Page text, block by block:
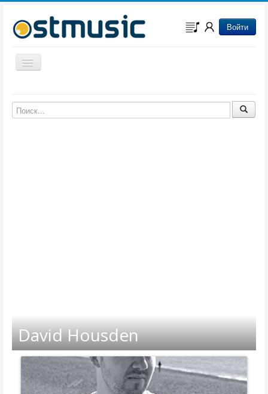
Войти
Включить/выключить навигацию
Музыка из мультфильмов
Музыка из сериалов
David Housden